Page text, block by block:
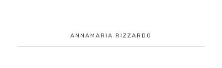
ANNAMARIA RIZZARDO